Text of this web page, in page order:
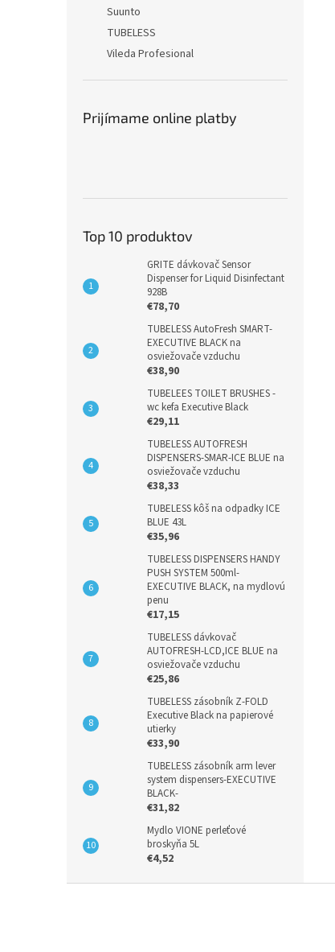
Suunto
TUBELESS
Vileda Profesional
Prijímame online platby
Top 10 produktov
GRITE dávkovač Sensor
Dispenser for Liquid Disinfectant
928B
€78,70
TUBELESS AutoFresh SMART-
EXECUTIVE BLACK na
osviežovače vzduchu
€38,90
TUBELEES TOILET BRUSHES -
wc kefa Executive Black
€29,11
TUBELESS AUTOFRESH
DISPENSERS-SMAR-ICE BLUE na
osviežovače vzduchu
€38,33
TUBELESS kôš na odpadky ICE
BLUE 43L
€35,96
TUBELESS DISPENSERS HANDY
PUSH SYSTEM 500ml-
EXECUTIVE BLACK, na mydlovú
penu
€17,15
TUBELESS dávkovač
AUTOFRESH-LCD,ICE BLUE na
osviežovače vzduchu
€25,86
TUBELESS zásobník Z-FOLD
Executive Black na papierové
utierky
€33,90
TUBELESS zásobník arm lever
system dispensers-EXECUTIVE
BLACK-
€31,82
Mydlo VIONE perleťové
broskyňa 5L
€4,52